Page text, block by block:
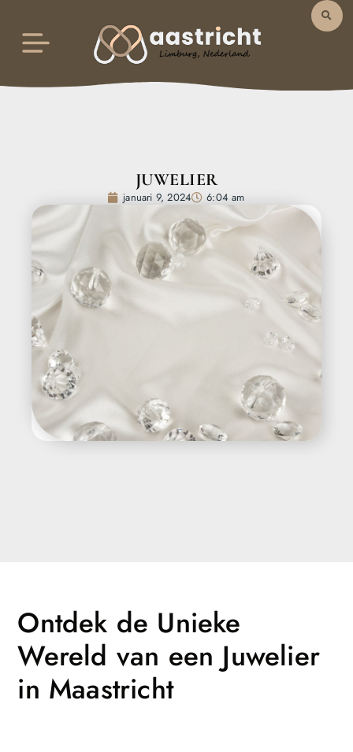
JUWELIER
januari 9, 2024 6:04 am
Ontdek de Unieke
Wereld van een Juwelier
in Maastricht